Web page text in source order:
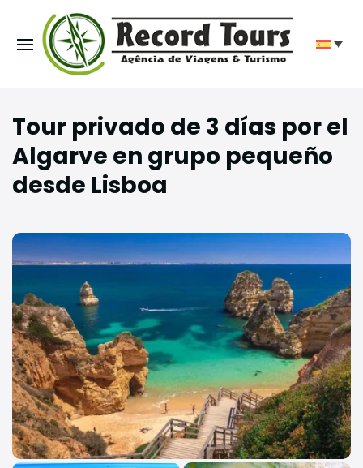
Tour privado de 3 días por el
Algarve en grupo pequeño
desde Lisboa